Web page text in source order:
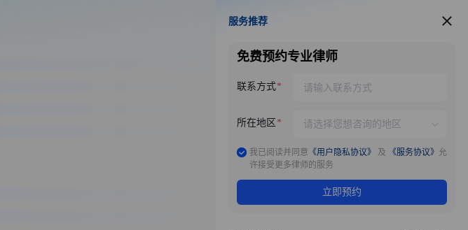
服务推荐
服务推荐
免费预约专业律师
联系方式
所在地区
我已阅读并同意 《用户隐私协议》 及 《服务协议》 允
许接受更多律师的服务
立即预约